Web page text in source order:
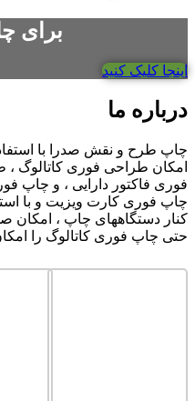
برای
اینجا کلیک کنید
درباره ما
چاپ طرح و نقش صدرا با
امکان طراحی فوری کاتالوگ
فوری فاکتور دارایی ، و چاپ
چاپ فوری کارت ویزیت و با
کنار دستگاههای چاپ ، امکان
حتی چاپ فوری کاتالوگ را